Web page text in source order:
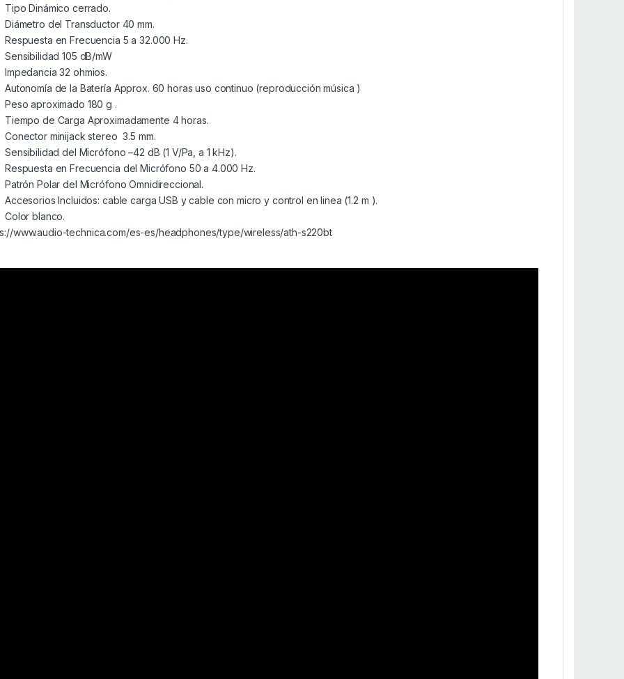
Tipo Dinámico cerrado.
Diámetro del Transductor 40 mm.
Respuesta en Frecuencia 5 a 32.000 Hz.
Sensibilidad 105 dB/mW
Impedancia 32 ohmios.
Autonomía de la Batería Approx. 60 horas uso continuo (reproducción música )
Peso aproximado 180 g .
Tiempo de Carga Aproximadamente 4 horas.
Conector minijack stereo 3.5 mm.
Sensibilidad del Micrófono –42 dB (1 V/Pa, a 1 kHz).
Respuesta en Frecuencia del Micrófono 50 a 4.000 Hz.
Patrón Polar del Micrófono Omnidireccional.
Accesorios Incluidos: cable carga USB y cable con micro y control en linea (1.2 m ).
Color blanco.
www.audio-technica.com/es-es/headphones/type/wireless/ath-s220bt